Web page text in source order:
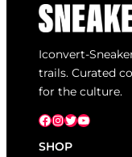
Iconvert-
trails. Curated
for the culture.
Facebook InstagramX YouTube
SHOP